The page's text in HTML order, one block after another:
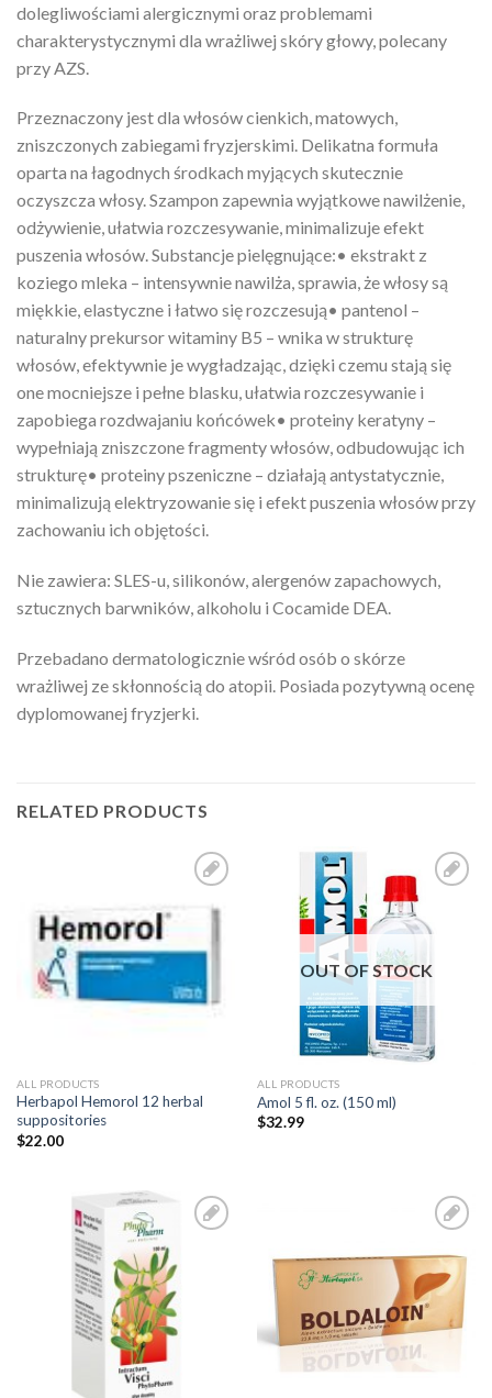
dolegliwościami alergicznymi oraz problemami
charakterystycznymi dla wrażliwej skóry głowy, polecany
przy AZS.
Przeznaczony jest dla włosów cienkich, matowych,
zniszczonych zabiegami fryzjerskimi. Delikatna formuła
oparta na łagodnych środkach myjących skutecznie
oczyszcza włosy. Szampon zapewnia wyjątkowe nawilżenie,
odżywienie, ułatwia rozczesywanie, minimalizuje efekt
puszenia włosów. Substancje pielęgnujące:• ekstrakt z
koziego mleka – intensywnie nawilża, sprawia, że włosy są
miękkie, elastyczne i łatwo się rozczesują• pantenol –
naturalny prekursor witaminy B5 – wnika w strukturę
włosów, efektywnie je wygładzając, dzięki czemu stają się
one mocniejsze i pełne blasku, ułatwia rozczesywanie i
zapobiega rozdwajaniu końcówek• proteiny keratyny –
wypełniają zniszczone fragmenty włosów, odbudowując ich
strukturę• proteiny pszeniczne – działają antystatycznie,
minimalizują elektryzowanie się i efekt puszenia włosów przy
zachowaniu ich objętości.
Nie zawiera: SLES-u, silikonów, alergenów zapachowych,
sztucznych barwników, alkoholu i Cocamide DEA.
Przebadano dermatologicznie wśród osób o skórze
wrażliwej ze skłonnością do atopii. Posiada pozytywną ocenę
dyplomowanej fryzjerki.
RELATED PRODUCTS
ALL PRODUCTS
Herbapol Hemorol 12 herbal
suppositories
$22.00
Wishlist
OUT OF STOCK
ALL PRODUCTS
Amol 5 fl. oz. (150 ml)
$32.99
Wishlist
Wishlist